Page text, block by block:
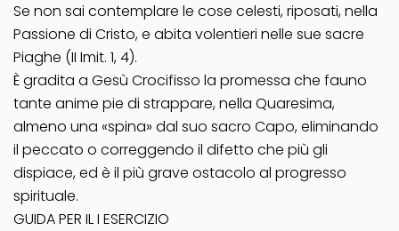
Se non sai contemplare le cose celesti, riposati, nella
Passione di Cristo, e abita volentieri nelle sue sacre
Piaghe (II Imit. 1, 4).
È gradita a Gesù Crocifisso la promessa che fauno
tante anime pie di strappare, nella Quaresima,
almeno una «spina» dal suo sacro Capo, eliminando
il peccato o correggendo il difetto che più gli
dispiace, ed è il più grave ostacolo al progresso
spirituale.
GUIDA PER IL I ESERCIZIO